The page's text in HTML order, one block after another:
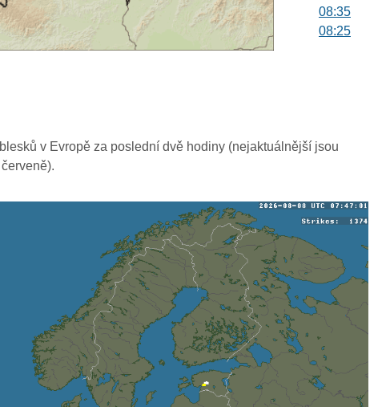
08:35
08:25
07:25
06:55
06:45
v Evropě za poslední dvě hodiny (nejaktuálnější jsou